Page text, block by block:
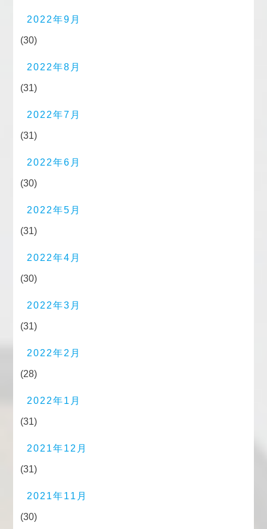
2022年9月
(30)
2022年8月
(31)
2022年7月
(31)
2022年6月
(30)
2022年5月
(31)
2022年4月
(30)
2022年3月
(31)
2022年2月
(28)
2022年1月
(31)
2021年12月
(31)
2021年11月
(30)